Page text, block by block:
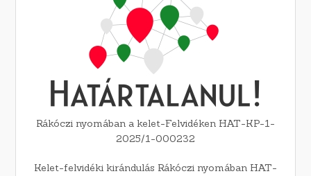
Rákóczi nyomában a kelet-Felvidéken HAT-KP-1-
2025/1-000232
Kelet-felvidéki kirándulás Rákóczi nyomában HAT-